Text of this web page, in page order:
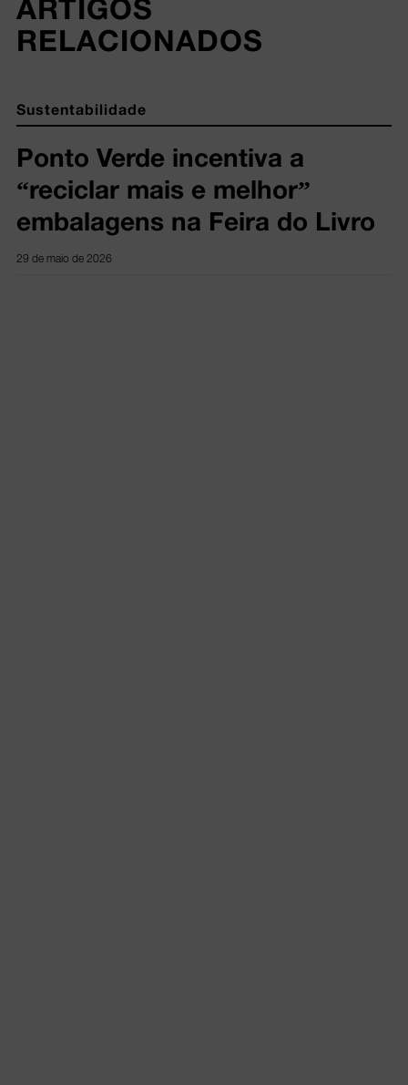
ARTIGOS
RELACIONADOS
Sustentabilidade
Ponto Verde incentiva a
“reciclar mais e melhor”
embalagens na Feira do Livro
29 de maio de 2026